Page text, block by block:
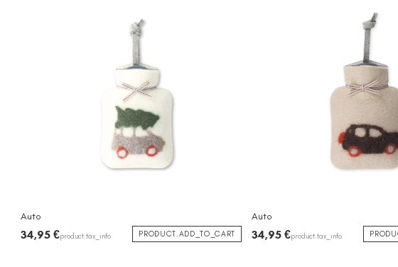
Auto
34,95 €product.tax_info PRODUCT.ADD_TO_CART
Auto
34,95 €product.tax_info